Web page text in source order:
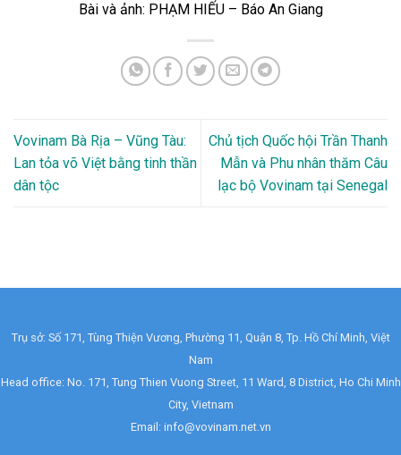
Bài và ảnh: PHẠM HIẾU – Báo An Giang
Vovinam Bà Rịa – Vũng Tàu:
Lan tỏa võ Việt bằng tinh thần
dân tộc
Chủ tịch Quốc hội Trần Thanh
Mẫn và Phu nhân thăm Câu
lạc bộ Vovinam tại Senegal
Trụ sở: Số 171, Tùng Thiện Vương, Phường 11, Quận 8, Tp. Hồ Chí Minh, Việt
Nam
Head office: No. 171, Tung Thien Vuong Street, 11 Ward, 8 District, Ho Chi Minh
City, Vietnam
Email: info@vovinam.net.vn